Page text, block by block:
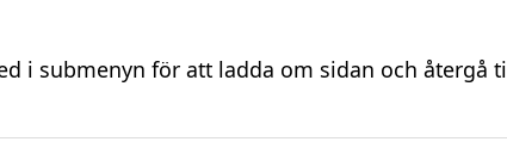
i submenyn för att ladda om sidan och återgå